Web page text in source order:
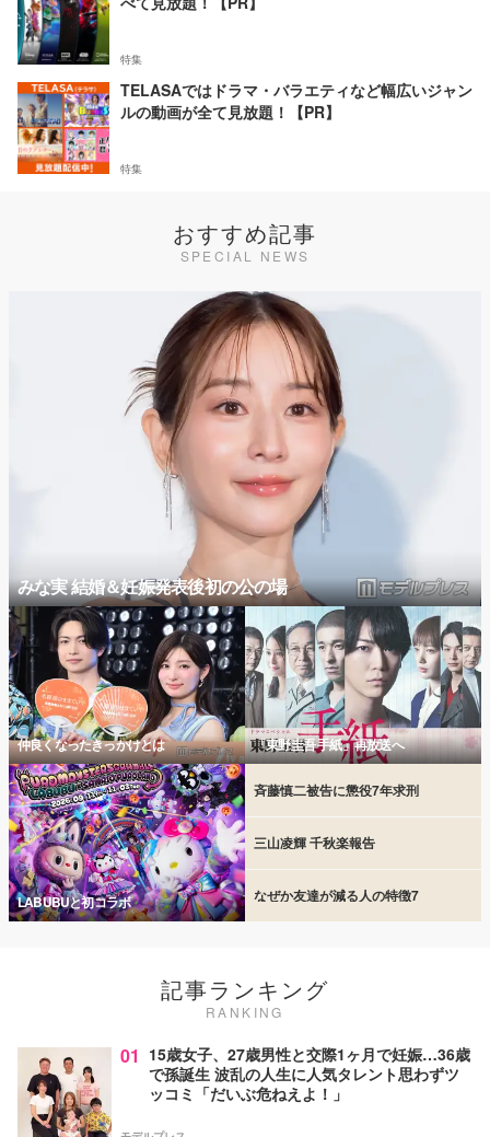
特集
TELASAではドラマ・バラエティなど幅広いジャン
ルの動画が全て見放題！【PR】
特集
おすすめ記事
SPECIAL NEWS
みな実 結婚＆妊娠発表後初の公の場
仲良くなったきっかけとは 「東野圭吾 手紙」再放送へ
LABUBUと初コラボ
斉藤慎二被告に懲役7年求刑
三山凌輝 千秋楽報告
なぜか友達が減る人の特徴7
記事ランキング
RANKING
01 15歳女子、27歳男性と交際1ヶ月で妊娠…36歳
で孫誕生 波乱の人生に人気タレント思わずツ
ッコミ「だいぶ危ねえよ！」